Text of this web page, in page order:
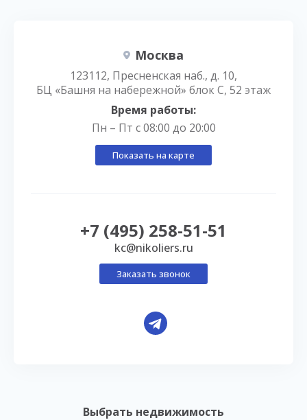
Выбрать недвижимость
Москва
123112, Пресненская наб., д. 10,
БЦ «Башня на набережной» блок С, 52 этаж
Время работы:
Пн – Пт с 08:00 до 20:00
Показать на карте
+7 (495) 258-51-51
kc@nikoliers.ru
Заказать звонок